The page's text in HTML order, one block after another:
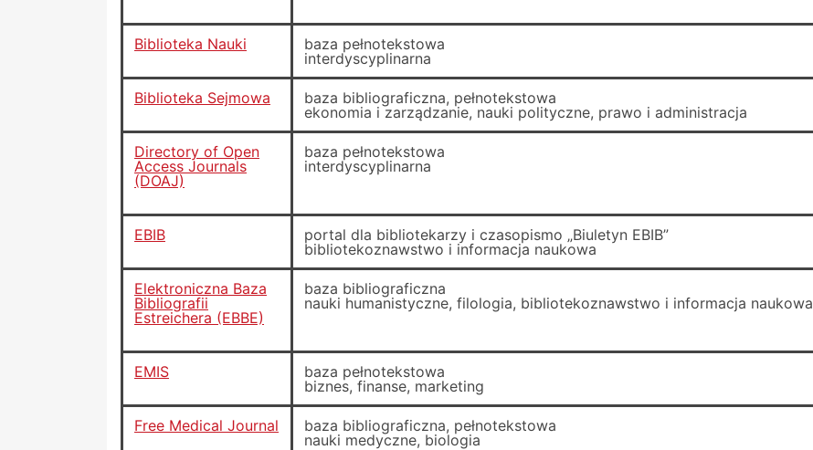
Biblioteka Nauki
baza pełnotekstowa
interdyscyplinarna
Biblioteka Sejmowa
baza bibliograficzna, pełnotekstowa
ekonomia i zarządzanie, nauki polityczne, prawo i administracja
Directory of Open
Access Journals
(DOAJ)
baza pełnotekstowa
interdyscyplinarna
EBIB
portal dla bibliotekarzy i czasopismo „Biuletyn EBIB”
bibliotekoznawstwo i informacja naukowa
Elektroniczna Baza
Bibliografii
Estreichera (EBBE)
baza bibliograficzna
nauki humanistyczne, filologia, bibliotekoznawstwo i informacja naukowa
EMIS
baza pełnotekstowa
biznes, finanse, marketing
Free Medical Journal
baza bibliograficzna, pełnotekstowa
nauki medyczne, biologia